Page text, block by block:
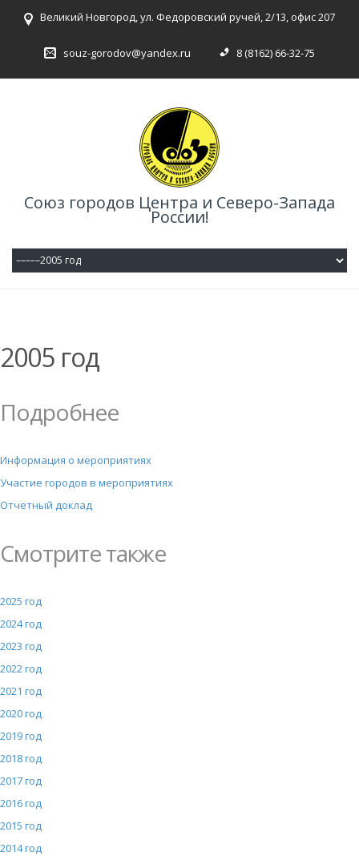
Великий Новгород, ул. Федоровский ручей, 2/13, офис 207
souz-gorodov@yandex.ru 8 (8162) 66-32-75
Союз городов Центра и Северо-Запада
России!
2005 год
Подробнее
Информация о мероприятиях
Участие городов в мероприятиях
Отчетный доклад
Смотрите также
2025 год
2024 год
2023 год
2022 год
2021 год
2020 год
2019 год
2018 год
2017 год
2016 год
2015 год
2014 год